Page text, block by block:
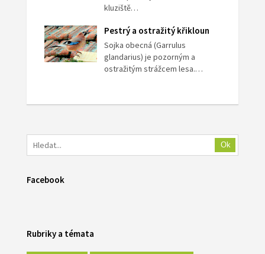
kluziště…
Pestrý a ostražitý křikloun
Sojka obecná (Garrulus
glandarius) je pozorným a
ostražitým strážcem lesa.…
Ok
Facebook
Rubriky a témata